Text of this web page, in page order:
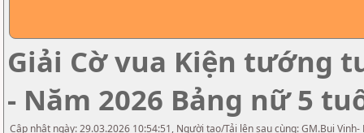
Giải Cờ vua Kiện tướng
- Năm 2026 Bảng nữ 5
Cập nhật ngày: 29.03.2026 10:54:51, Người tạo/Tải lên sau cùng: GM.Bui